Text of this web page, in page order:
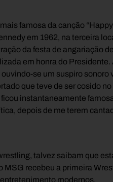
famosa da canção
em 1962, na terceira
da festa de angariação
em honra do
se um suspiro
que teve de ser cosido
ficou instantaneamente
depois de me terem
talvez saibam que
MSG recebeu a primeira